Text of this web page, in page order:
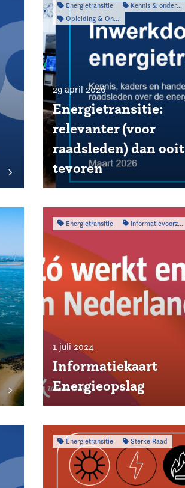
Energietransitie
Kennis & onderzoek
Opleiding & Ontwikkeling
29 april 2026
Energietransitie:
relevanter (voor
raadsleden) dan ooit
tevoren
Energietransitie Informatievoorziening
1 juli 2024
Informatiekaart
Energieopslag
Energietransitie Sterke Raad